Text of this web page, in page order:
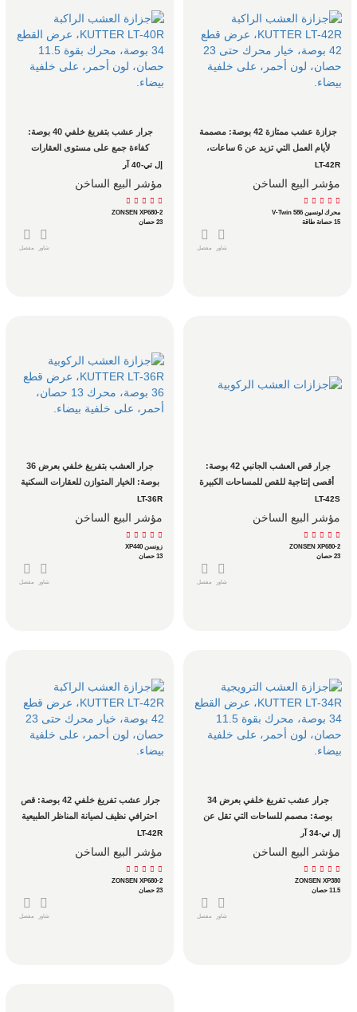
إل تي-40 آر
مؤشر البيع الساخن
ZONSEN XP680-2
23 حصان
مفصل شاور
وليس للجز في عطلة نهاية الأسبوعLT-42R
مؤشر البيع الساخن
محرك لونسين V-Twin 586
15 حصانة طاقة
مفصل شاور
بين نصف فدان وفدان ونصفLT-36R
مؤشر البيع الساخن
زونسن XP440
13 حصان
مفصل شاور
أقصى إنتاجية للقص للمساحات الكبيرة
LT-42S
مؤشر البيع الساخن
ZONSEN XP680-2
23 حصان
مفصل شاور
احترافي نظيف لصيانة المناظر الطبيعية
LT-42R
مؤشر البيع الساخن
ZONSEN XP680-2
23 حصان
مفصل شاور
تشطيب نظيف.
إل تي-34 آر
مؤشر البيع الساخن
ZONSEN XP380
11.5 حصان
مفصل شاور